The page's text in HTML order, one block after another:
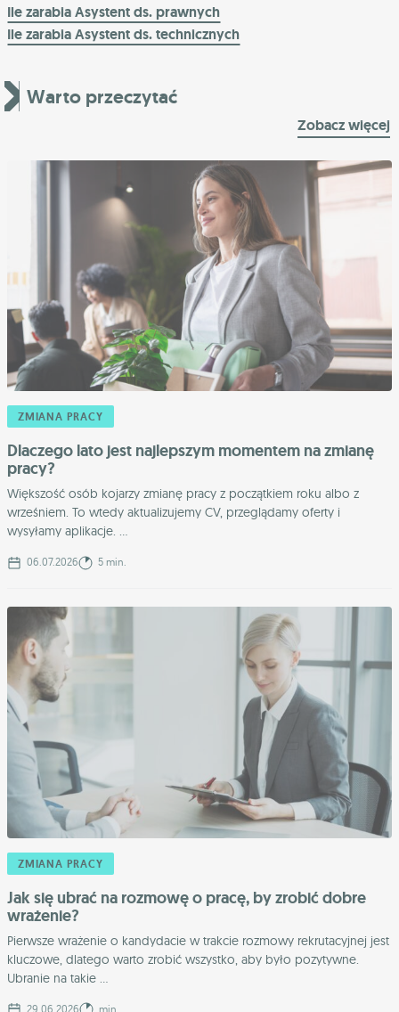
Ile zarabia Asystent ds. prawnych
Ile zarabia Asystent ds. technicznych
Warto przeczytać
Zobacz więcej
ZMIANA PRACY
Dlaczego lato jest najlepszym momentem na zmianę
pracy?
Większość osób kojarzy zmianę pracy z początkiem roku albo z
wrześniem. To wtedy aktualizujemy CV, przeglądamy oferty i
wysyłamy aplikacje. ...
06.07.2026 5 min.
ZMIANA PRACY
Jak się ubrać na rozmowę o pracę, by zrobić dobre
wrażenie?
Pierwsze wrażenie o kandydacie w trakcie rozmowy rekrutacyjnej jest
kluczowe, dlatego warto zrobić wszystko, aby było pozytywne.
Ubranie na takie ...
29.06.2026 min.